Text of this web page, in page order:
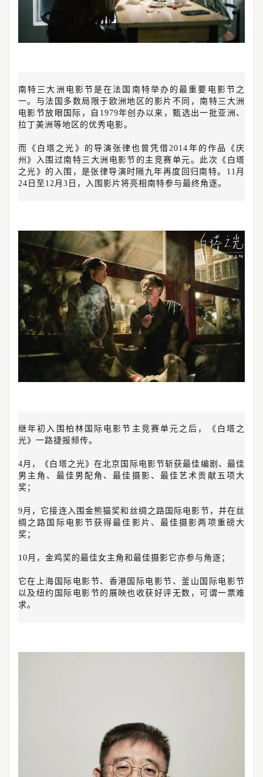
南特三大洲电影节是在法国南特举办的最重要电影节之
一。与法国多数局限于欧洲地区的影片不同，南特三大洲
电影节放眼国际，自1979年创办以来，甄选出一批亚洲、
拉丁美洲等地区的优秀电影。
而《白塔之光》的导演张律也曾凭借2014年的作品《庆
州》入围过南特三大洲电影节的主竞赛单元。此次《白塔
之光》的入围，是张律导演时隔九年再度回归南特。11月
24日至12月3日，入围影片将亮相南特参与最终角逐。
继年初入围柏林国际电影节主竞赛单元之后，《白塔之
光》一路捷报频传。
4月，《白塔之光》在北京国际电影节斩获最佳编剧、最佳
男主角、最佳男配角、最佳摄影、最佳艺术贡献五项大
奖；
9月，它接连入围金熊猫奖和丝绸之路国际电影节，并在丝
绸之路国际电影节获得最佳影片、最佳摄影两项重磅大
奖；
10月，金鸡奖的最佳女主角和最佳摄影它亦参与角逐；
它在上海国际电影节、香港国际电影节、釜山国际电影节
以及纽约国际电影节的展映也收获好评无数，可谓一票难
求。